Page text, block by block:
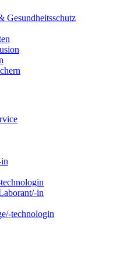
Gesundheitsschutz
in
in
technologin